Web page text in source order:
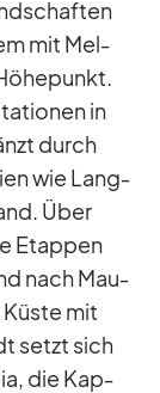
mit Mel­
in
durch
wie Lang­
Über
Etap­pen
nach Mau­
mit
setzt sich
die Kap­